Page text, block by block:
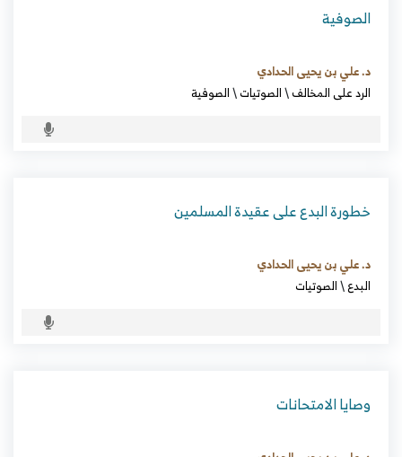
الصوفية
د. علي بن يحيى الحدادي
الرد على المخالف\الصوتيات\الصوفية
خطورة البدع على عقيدة المسلمين
د. علي بن يحيى الحدادي
البدع\الصوتيات
وصايا الامتحانات